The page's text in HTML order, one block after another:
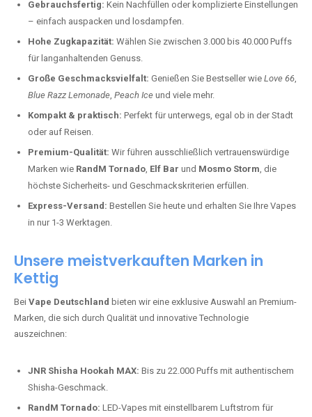
Gebrauchsfertig: Kein Nachfüllen oder komplizierte Einstellungen
– einfach auspacken und losdampfen.
Hohe Zugkapazität: Wählen Sie zwischen 3.000 bis 40.000 Puffs
für langanhaltenden Genuss.
Große Geschmacksvielfalt: Genießen Sie Bestseller wie Love 66,
Blue Razz Lemonade, Peach Ice und viele mehr.
Kompakt & praktisch: Perfekt für unterwegs, egal ob in der Stadt
oder auf Reisen.
Premium-Qualität: Wir führen ausschließlich vertrauenswürdige
Marken wie RandM Tornado, Elf Bar und Mosmo Storm, die
höchste Sicherheits- und Geschmackskriterien erfüllen.
Express-Versand: Bestellen Sie heute und erhalten Sie Ihre Vapes
in nur 1-3 Werktagen.
Unsere meistverkauften Marken in
Kettig
Bei Vape Deutschland bieten wir eine exklusive Auswahl an Premium-
Marken, die sich durch Qualität und innovative Technologie
auszeichnen:
JNR Shisha Hookah MAX: Bis zu 22.000 Puffs mit authentischem
Shisha-Geschmack.
RandM Tornado: LED-Vapes mit einstellbarem Luftstrom für